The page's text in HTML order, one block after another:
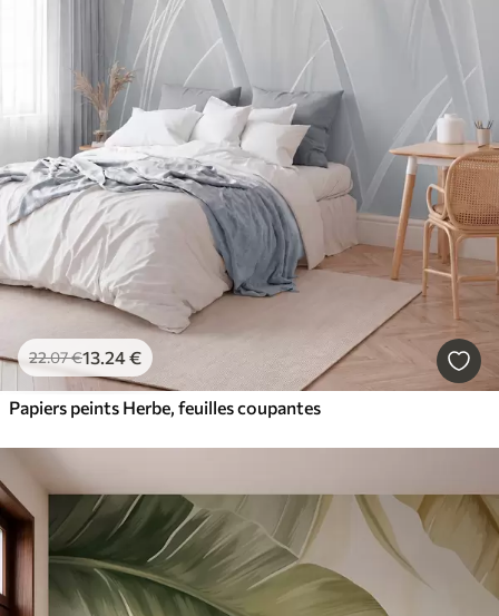
22.07€13.24€
Papiers peints Herbe, feuilles coupantes